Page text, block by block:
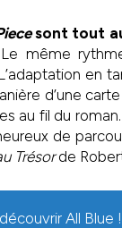
sont tout
même
en
d’une
au fil du
de
Trésorde
All Blue